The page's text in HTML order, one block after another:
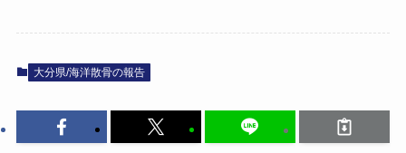
大分県/海洋散骨の報告